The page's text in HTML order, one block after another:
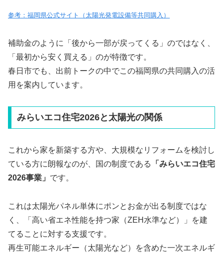
参考：福岡県公式サイト（太陽光発電設備等共同購入）
補助金のように「後から一部が戻ってくる」のではなく、
「最初から安く買える」のが特徴です。
春日市でも、出前トークの中でこの福岡県の共同購入の活
用を案内しています。
みらいエコ住宅2026と太陽光の関係
これから家を新築する方や、大規模なリフォームを検討し
ている方に朗報なのが、国の制度である
「みらいエコ住宅
2026事業」 です。
これは太陽光パネル単体にポンとお金が出る制度ではな
く、「高い省エネ性能を持つ家（ZEH水準など）」を建
てることに対する支援です。
再生可能エネルギー（太陽光など）を含めた一次エネルギ